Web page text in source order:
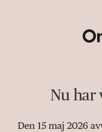
Nu har
Den 15 maj 2026